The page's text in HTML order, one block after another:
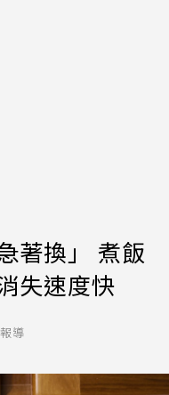
著換」 煮飯
失速度快
導